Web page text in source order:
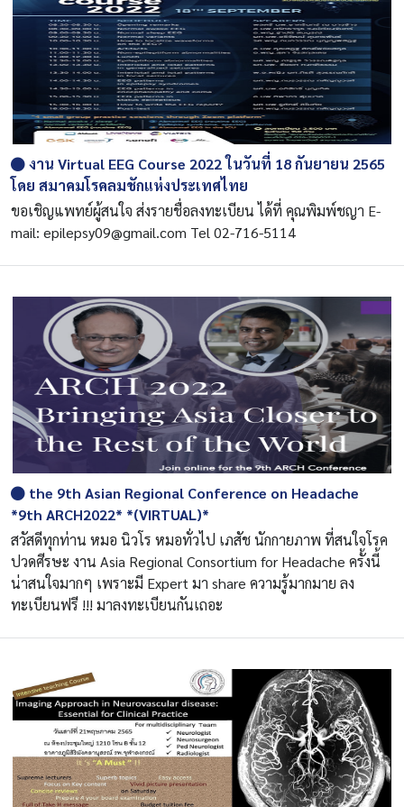
งาน Virtual EEG Course 2022 ในวันที่ 18 กันยายน 2565
โดย สมาคมโรคลมชักแห่งประเทศไทย
ขอเชิญแพทย์ผู้สนใจ ส่งรายชื่อลงทะเบียน ได้ที่ คุณพิมพ์ชญา E-
mail: epilepsy09@gmail.com Tel 02-716-5114
the 9th Asian Regional Conference on Headache
*9th ARCH2022* *(VIRTUAL)*
สวัสดีทุกท่าน หมอ นิวโร หมอทั่วไป เภสัช นักกายภาพ ที่สนใจโรค
ปวดศีรษะ งาน Asia Regional Consortium for Headache ครั้งนี้
น่าสนใจมากๆ เพราะมี Expert มา share ความรู้มากมาย ลง
ทะเบียนฟรี !!! มาลงทะเบียนกันเถอะ